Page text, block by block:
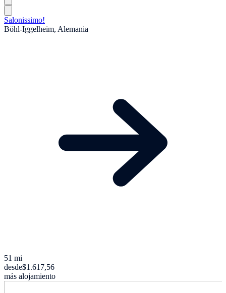
Salonissimo!
Böhl-Iggelheim, Alemania
51 mi
desde$1.617,56
más alojamiento